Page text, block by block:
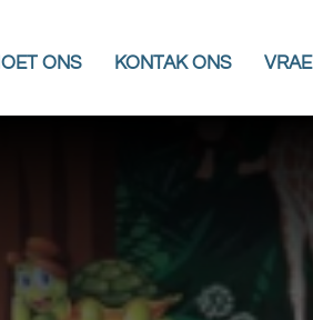
ONS KONTAK ONS VRAE